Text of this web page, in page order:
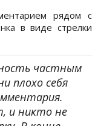
рядом с
в виде стрелки
частным
плохо себя
и никто не